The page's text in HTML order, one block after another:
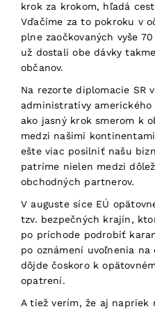
krok za krokom, hľadá
Vďačíme za to pokroku v
plne zaočkovaných vyše
už dostali obe dávky
občanov.
Na rezorte diplomacie SR
administratívy
ako jasný krok smerom k
medzi našimi
ešte viac posilniť našu
patríme nielen medzi
obchodných partnerov.
V auguste síce EÚ
tzv. bezpečných krajín,
po príchode podrobiť
po oznámení uvoľnenia
dôjde čoskoro k
opatrení.
A tiež verím, že aj napriek